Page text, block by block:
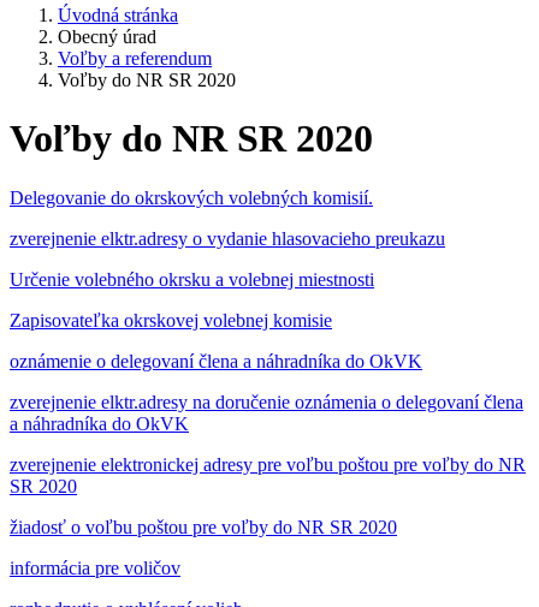
Úvodná stránka
Obecný úrad
Voľby a referendum
Voľby do NR SR 2020
Voľby do NR SR 2020
Delegovanie do okrskových volebných komisií.
zverejnenie elktr.adresy o vydanie hlasovacieho preukazu
Určenie volebného okrsku a volebnej miestnosti
Zapisovateľka okrskovej volebnej komisie
oznámenie o delegovaní člena a náhradníka do OkVK
zverejnenie elktr.adresy na doručenie oznámenia o delegovaní člena
a náhradníka do OkVK
zverejnenie elektronickej adresy pre voľbu poštou pre voľby do NR
SR 2020
žiadosť o voľbu poštou pre voľby do NR SR 2020
informácia pre voličov